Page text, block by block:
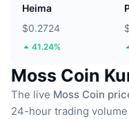
Heima
$0.2724
41.24%
Moss Coin
The live Moss Coin
24-hour trading volume